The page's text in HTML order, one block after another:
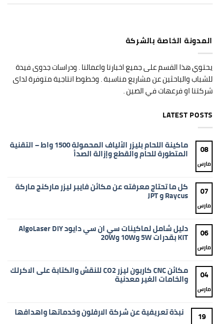
المدونة الخاصة بالشركة
يحتوي هذا القسم على جميع اخبارنا واعمالنا . ودراسات جدوى فيدة
للشباب والباحثين عن مشاريع مناسبة . وخطوط انتاجية متوفرة لداى
شركتنا او فرعهات في الصين .
LATEST POSTS
08
مارس
ماكينة اللحام بليزر الألياف المحمولة 1500 واط – التقنية
المتطورة للحام والقطع وإزالة الصدأ
ماكينة
اللحام
بليزر
–
التقنية
المتطورة
07
مارس
كل ما تحتاج معرفته عن مكائن فايبر ليزر ماركنج ماركة
Raycus و JPT
كل
ما
تحتاج
ليزر
ماركنج
ماركة
06
مارس
دليل شامل لماكينات سي ان سي دايود AlgoLaser DIY
KIT بقدرات 5W و10W و20W
دليل
شامل
لماكينات
AlgoLaser
DIY
04
مارس
مكائن CNC كاربون ليزر CO2 للنقش والكتابة على الاكرلك
والخامات الغير معدنية
مكائن
CNC 19 نبذة تعريفية عن شركة الارفلون وخدماتها واهدافها